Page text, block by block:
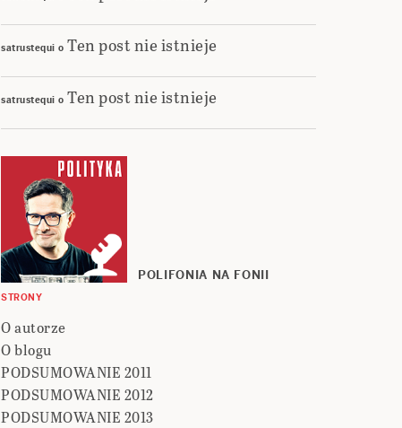
satrustequi o Ten post nie istnieje
satrustequi o Ten post nie istnieje
POLIFONIA NA FONII
STRONY
O autorze
O blogu
PODSUMOWANIE 2011
PODSUMOWANIE 2012
PODSUMOWANIE 2013